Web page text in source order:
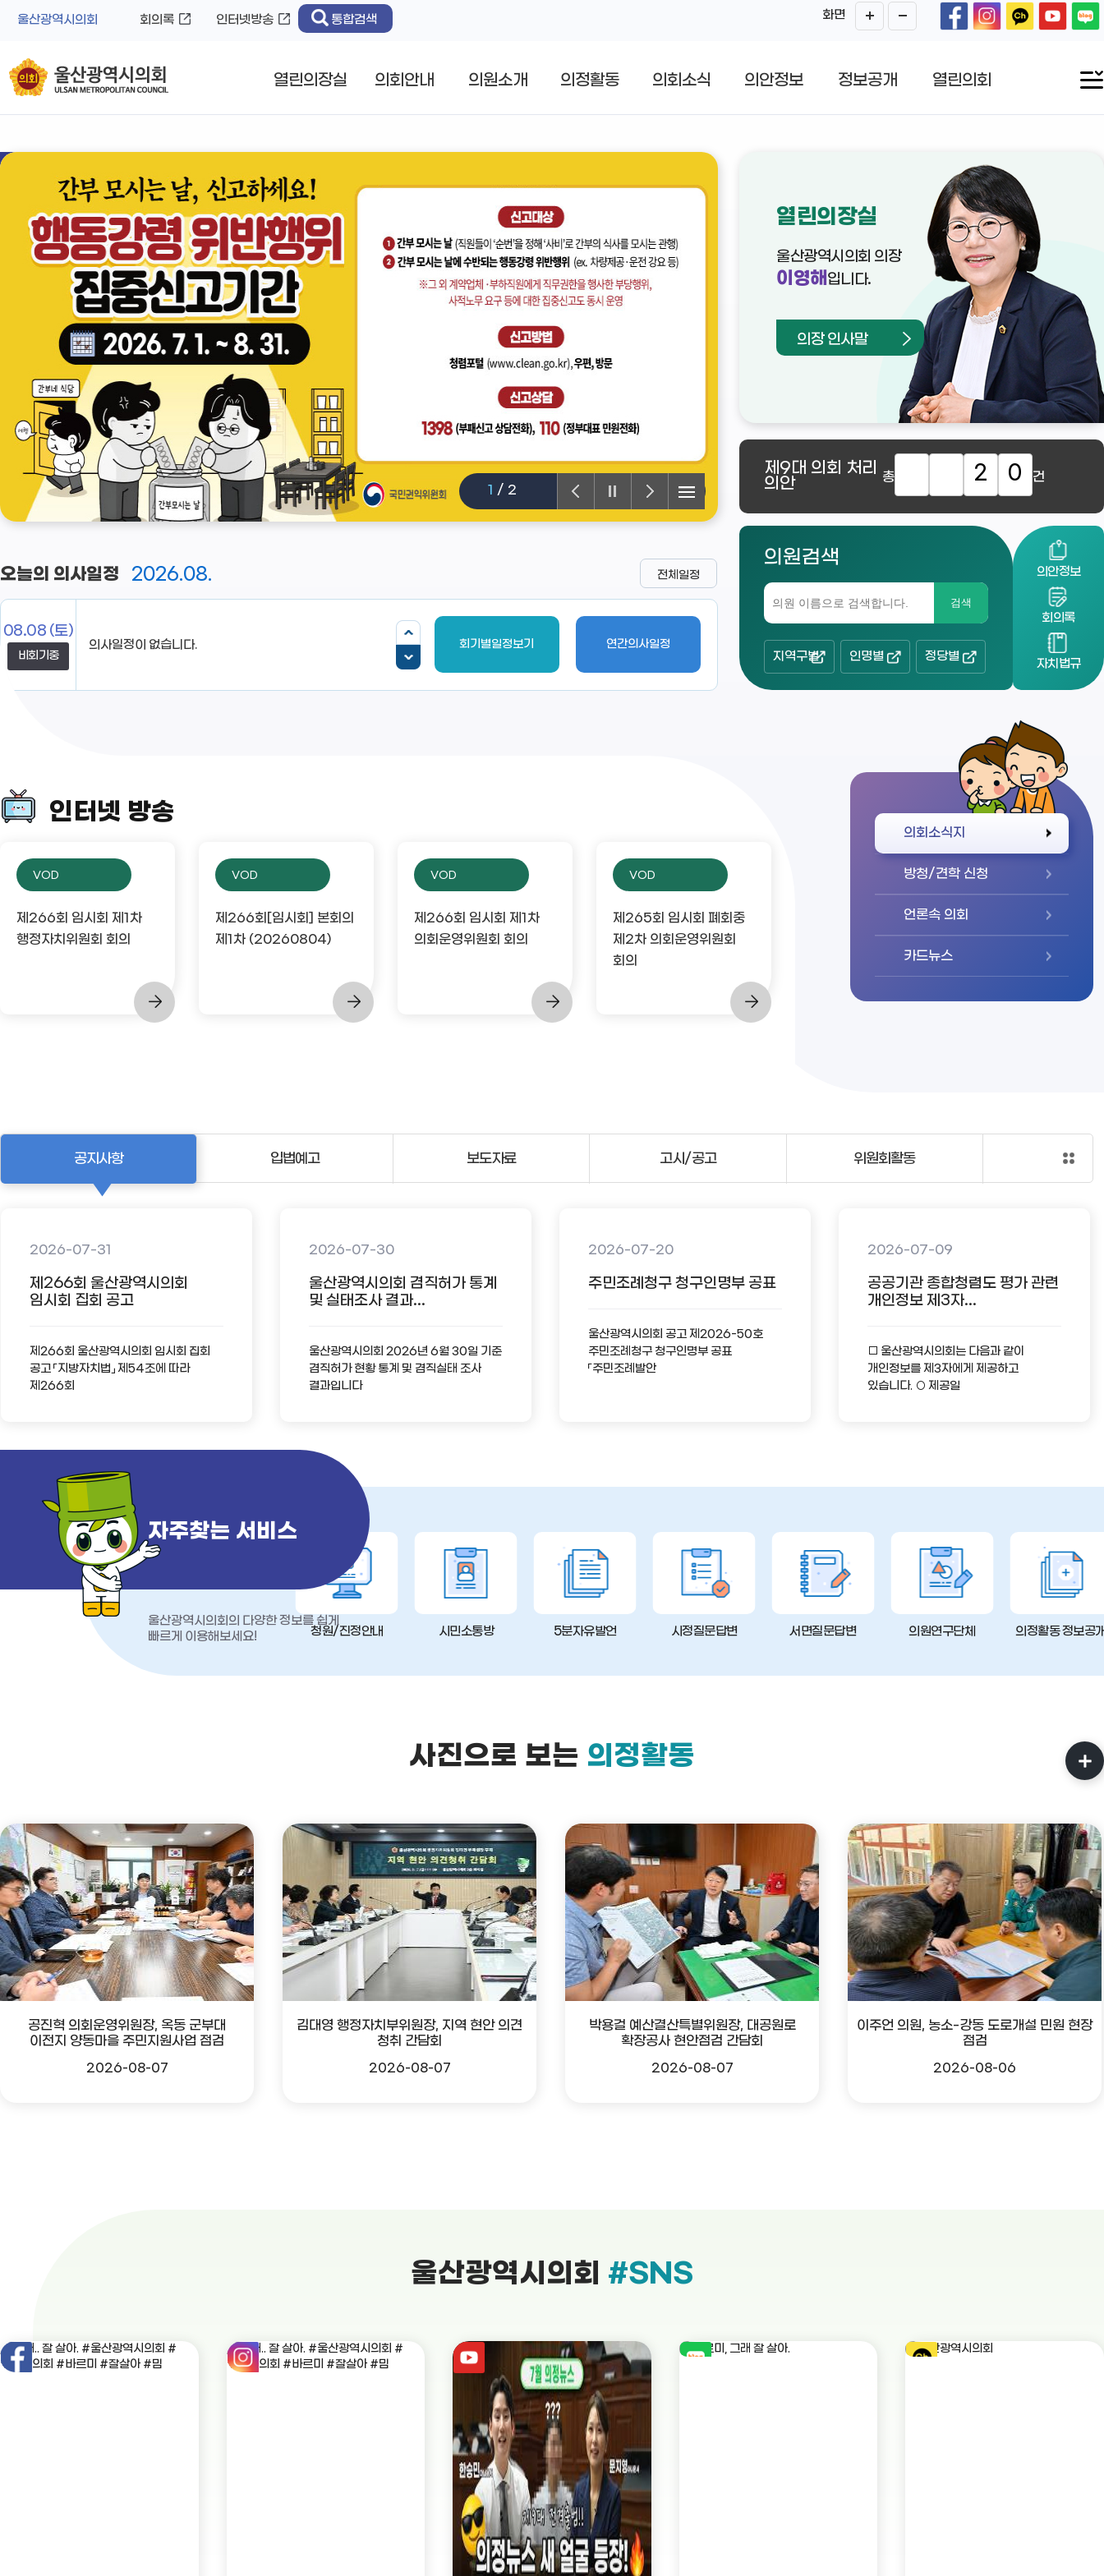
울산광역시의회 회의록 인터넷방송 통합검색 화면
열린의장실 의회안내 의원소개 의정활동 의회소식 의안정보 정보공개 열린의회
1 / 2
열린의장실
울산광역시의회 의장
이영해 입니다.
의장 인사말
제9대 의회 처리
의안 총 2 0 건
오늘의 의사일정 2026.08.
08.08 (토)
비회기중
회기별일정보기 연간의사일정
전체일정
의원검색
검색
지역구별 인명별 정당별
의안정보
회의록
자치법규
인터넷 방송
VOD
제266회 임시회 제1차
행정자치위원회 회의
VOD
제266회[임시회] 본회의
제1차 (20260804)
VOD
제266회 임시회 제1차
의회운영위원회 회의
VOD
제265회 임시회 폐회중
제2차 의회운영위원회
회의
의회소식지
방청/견학 신청
언론속 의회
카드뉴스
공지사항
2026-07-31
제266회 울산광역시의회
임시회 집회 공고
제266회 울산광역시의회 임시회 집회
공고 「지방자치법」 제54조에 따라
제266회
2026-07-30
울산광역시의회 겸직허가 통계
및 실태조사 결과...
울산광역시의회 2026년 6월 30일 기준
겸직허가 현황 통계 및 겸직실태 조사
결과입니다
2026-07-20
주민조례청구 청구인명부 공표
울산광역시의회 공고 제2026-50호
주민조례청구 청구인명부 공표
「주민조례발안
2026-07-09
공공기관 종합청렴도 평가 관련
개인정보 제3자...
□ 울산광역시의회는 다음과 같이
개인정보를 제3자에게 제공하고
있습니다. ○ 제공일
입법예고 보도자료 고시/공고 위원회활동
자주찾는 서비스
울산광역시의회의 다양한 정보를 쉽게
빠르게 이용해보세요!
청원/진정안내 시민소통방 5분자유발언 시정질문답변 서면질문답변 의원연구단체 의정활동 정보공
사진으로 보는 의정활동
공진혁 의회운영위원장, 옥동 군부대
이전지 양동마을 주민지원사업 점검
2026-08-07
김대영 행정자치부위원장, 지역 현안 의견
청취 간담회
2026-08-07
박용걸 예산결산특별위원장, 대공원로
확장공사 현안점검 간담회
2026-08-07
이주언 의원, 농소-강동 도로개설 민원 현장
점검
2026-08-06
울산광역시의회 #SNS